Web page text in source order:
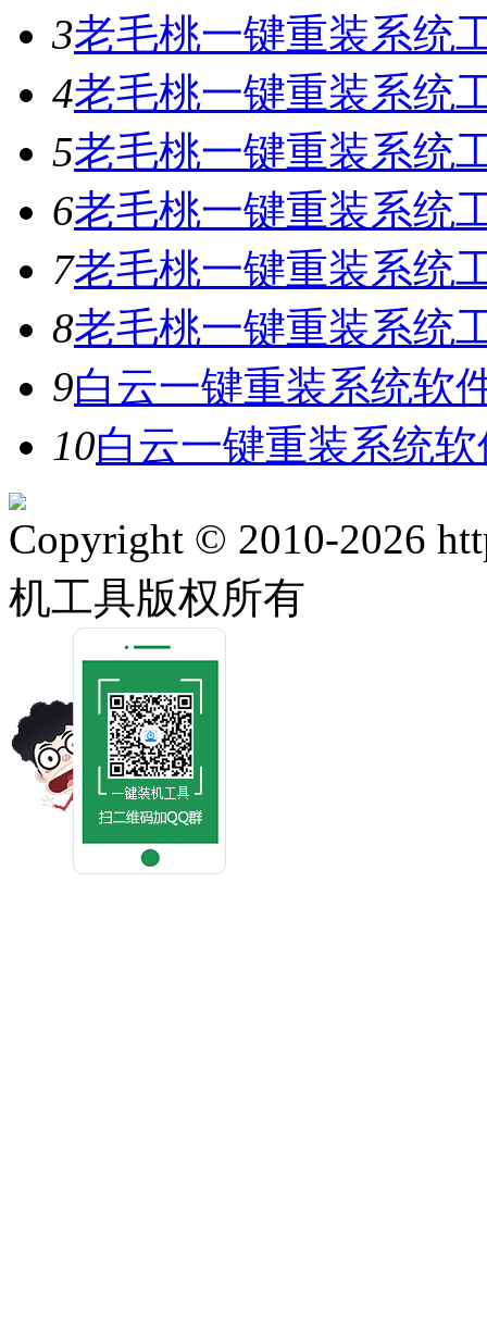
3老毛桃一键重装系统
4老毛桃一键重装系统
5老毛桃一键重装系统
6老毛桃一键重装系统
7老毛桃一键重装系统
8老毛桃一键重装系统
9白云一键重装系统软
10白云一键重装系统
Copyright © 2010-2026
机工具版权所有